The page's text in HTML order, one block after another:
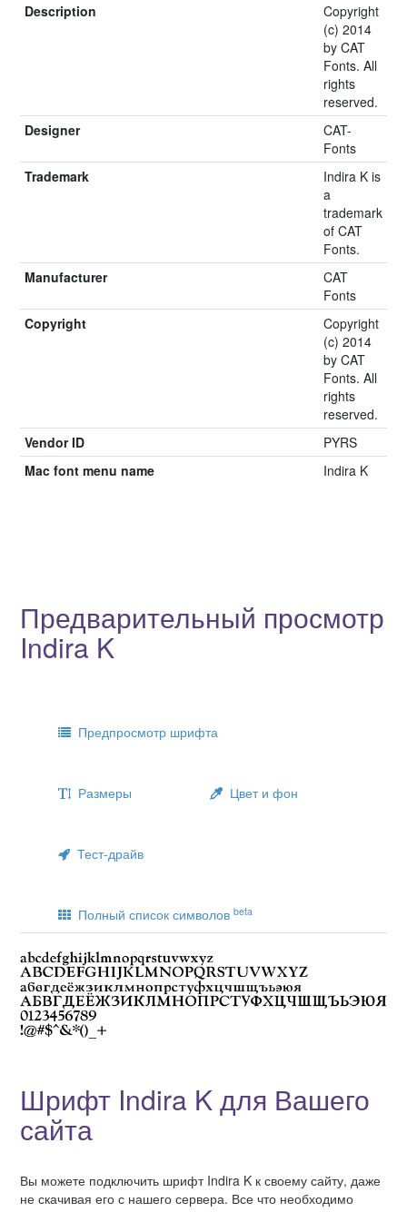
Description
Copyright
(c) 2014
by CAT
Fonts. All
rights
reserved.
Designer
CAT-
Fonts
Trademark
Indira K is
a
trademark
of CAT
Fonts.
Manufacturer
CAT
Fonts
Copyright
Copyright
(c) 2014
by CAT
Fonts. All
rights
reserved.
Vendor ID
PYRS
Mac font menu name
Indira K
Предварительный просмотр
Indira K
Предпросмотр шрифта
Размеры Цвет и фон
Тест-драйв
Полный список символов beta
Шрифт Indira K для Вашего
сайта
Вы можете подключить шрифт Indira K к своему сайту, даже
не скачивая его с нашего сервера. Все что необходимо